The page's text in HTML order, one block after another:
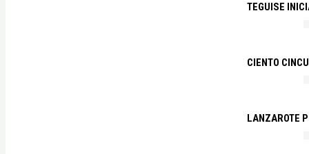
TEGUISE
CIENTO
LANZAROTE